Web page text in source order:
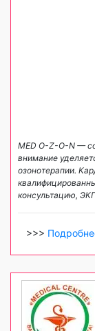
MED O-Z-O-N —
внимание
озонотерапии.
консультацию,
>>>